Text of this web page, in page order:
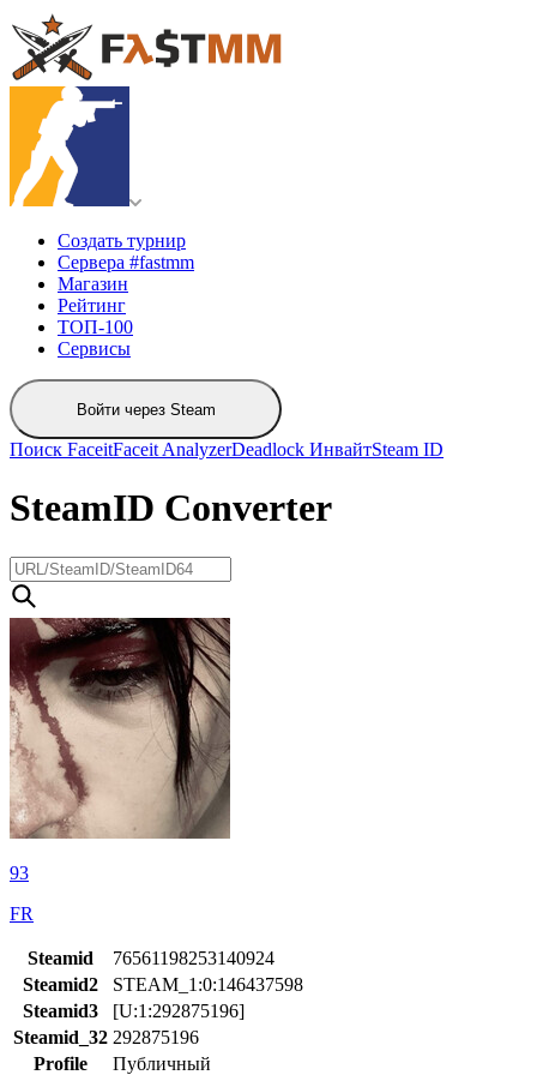
Создать турнир
Сервера #fastmm
Магазин
Рейтинг
ТОП-100
Сервисы
Войти через Steam
Поиск FaceitFaceit AnalyzerDeadlock ИнвайтSteam ID
SteamID Converter
93
FR
Steamid
76561198253140924
Steamid2
STEAM_1:0:146437598
Steamid3
[U:1:292875196]
Steamid_32 292875196
Profile
Публичный